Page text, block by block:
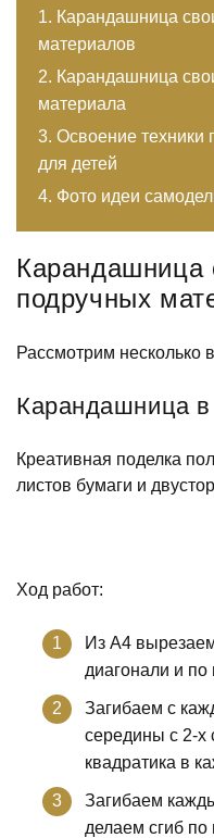
Карандашница
материалов
Карандашница
материала
Освоение
для детей
Фото идеи
Карандашница
подручных
Рассмотрим несколько
Карандашница в
Креативная поделка
листов бумаги и
Ход работ:
Из А4
диагонали и по
Загибаем с
середины с 2-х
квадратика в
Загибаем
делаем сгиб по